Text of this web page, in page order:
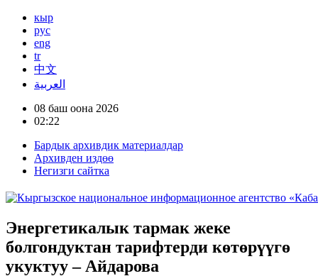
кыр
рус
eng
tr
中文
العربية
08 баш оона 2026
02:22
Бардык архивдик материалдар
Архивден издөө
Негизги сайтка
Энергетикалык тармак жеке
болгондуктан тарифтерди көтөрүүгө
укуктуу – Айдарова